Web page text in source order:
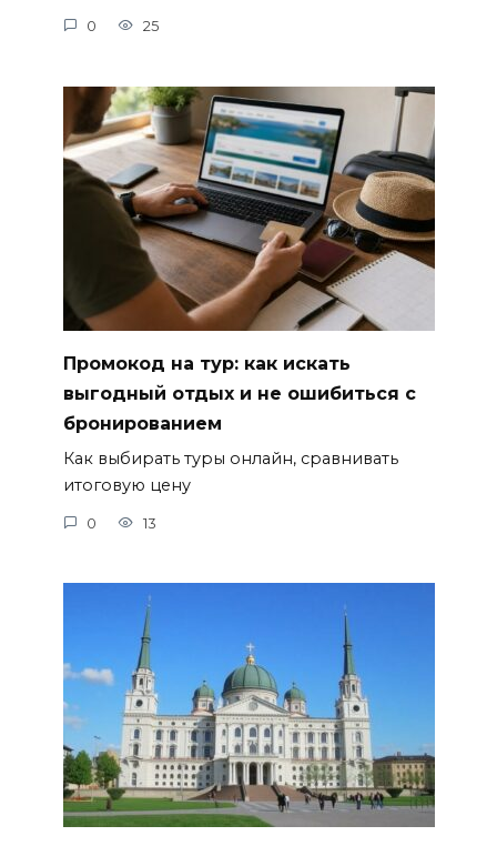
0 25
Промокод на тур: как искать
выгодный отдых и не ошибиться с
бронированием
Как выбирать туры онлайн, сравнивать
итоговую цену
0 13